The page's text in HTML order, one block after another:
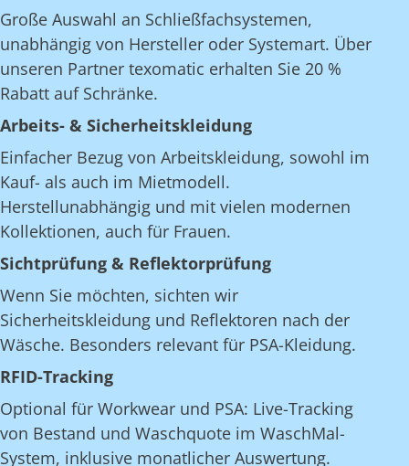
Große Auswahl an Schließfachsystemen,
unabhängig von Hersteller oder Systemart. Über
unseren Partner texomatic erhalten Sie 20 %
Rabatt auf Schränke.
Arbeits- & Sicherheitskleidung
Einfacher Bezug von Arbeitskleidung, sowohl im
Kauf- als auch im Mietmodell.
Herstellunabhängig und mit vielen modernen
Kollektionen, auch für Frauen.
Sichtprüfung & Reflektorprüfung
Wenn Sie möchten, sichten wir
Sicherheitskleidung und Reflektoren nach der
Wäsche. Besonders relevant für PSA-Kleidung.
RFID-Tracking
Optional für Workwear und PSA: Live-Tracking
von Bestand und Waschquote im WaschMal-
System, inklusive monatlicher Auswertung.